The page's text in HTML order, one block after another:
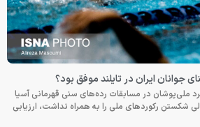
جوانان ایران در تایلند موفق بود؟
ملی‌پوشان در مسابقات رده‌های سنی قهرمانی آسیا
شد ولی شکستن رکوردهای ملی را به همراه نداشت، ارزیابی